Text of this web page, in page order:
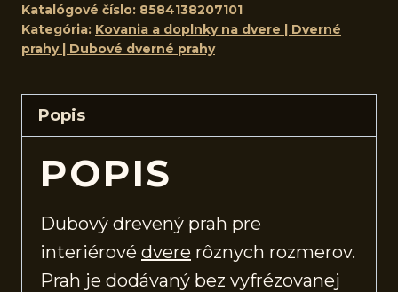
Katalógové číslo: 8584138207101
Kategória: Kovania a doplnky na dvere | Dverné
prahy | Dubové dverné prahy
Popis
POPIS
Dubový drevený prah pre
interiérové dvere rôznych rozmerov.
Prah je dodávaný bez vyfrézovanej